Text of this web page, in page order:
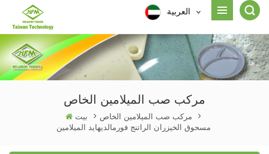
العربية
مركب صب الميلامين الخاص
بيت > مركب صب الميلامين الخاص >
مسحوق الخيزران الراتنج فورمالديهايد الميلامين